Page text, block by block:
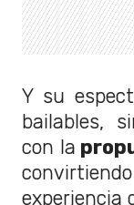
Y su
bailables,
con la
experiencia